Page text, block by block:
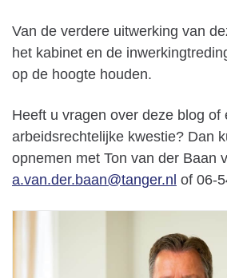
Van de verdere uitwerking van
het kabinet en de
op de hoogte houden.
Heeft u vragen over deze blog of
arbeidsrechtelijke kwestie? Dan
opnemen met Ton van der Baan
a.van.der.baan@tanger.nl of 06-